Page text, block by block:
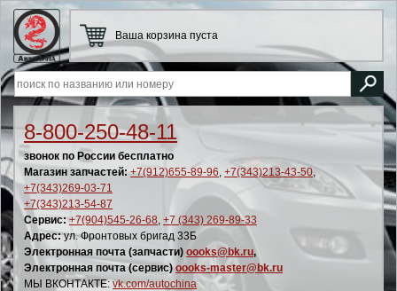
8-800-250-48-11
звонок по России бесплатно
Магазин запчастей: +7(912)655-89-96, +7(343)213-43-50,
+7(343)269-03-71
+7(343)213-54-87
Сервис: +7(904)545-26-68, +7 (343) 269-89-33
Адрес:ул. Фронтовых бригад 33Б
Электронная почта (запчасти) oooks@bk.ru,
Электронная почта (сервис) oooks-master@bk.ru
МЫ ВКОНТАКТЕ: vk.com/autochina
Ваша корзина пуста